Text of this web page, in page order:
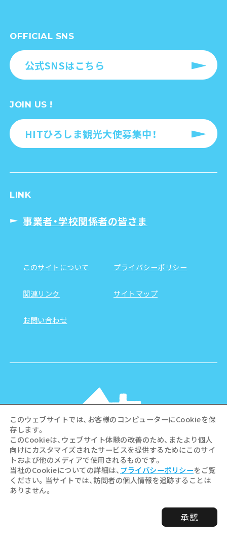
OFFICIAL SNS
公式SNSはこちら
JOIN US !
HITひろしま観光大使募集中！
LINK
事業者・学校関係者の皆さま
このサイトについて プライバシーポリシー
関連リンク サイトマップ
お問い合わせ
©Hiroshima Tourism Association /
Hiroshima Prefecture / Hiroshima City .
このウェブサイトでは、お客様のコンピューターにCookieを保
存します。
このCookieは、ウェブサイト体験の改善のため、またより個人
向けにカスタマイズされたサービスを提供するためにこのサイ
トおよび他のメディアで使用されるものです。
当社のCookieについての詳細は、 プライバシーポリシーをご覧
ください。当サイトでは、訪問者の個人情報を追跡することは
ありません。
承認